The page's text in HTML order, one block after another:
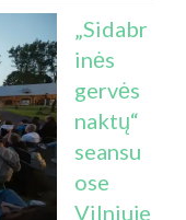
„Sidabr
inės
gervės
naktų“
seansu
ose
Vilniuje